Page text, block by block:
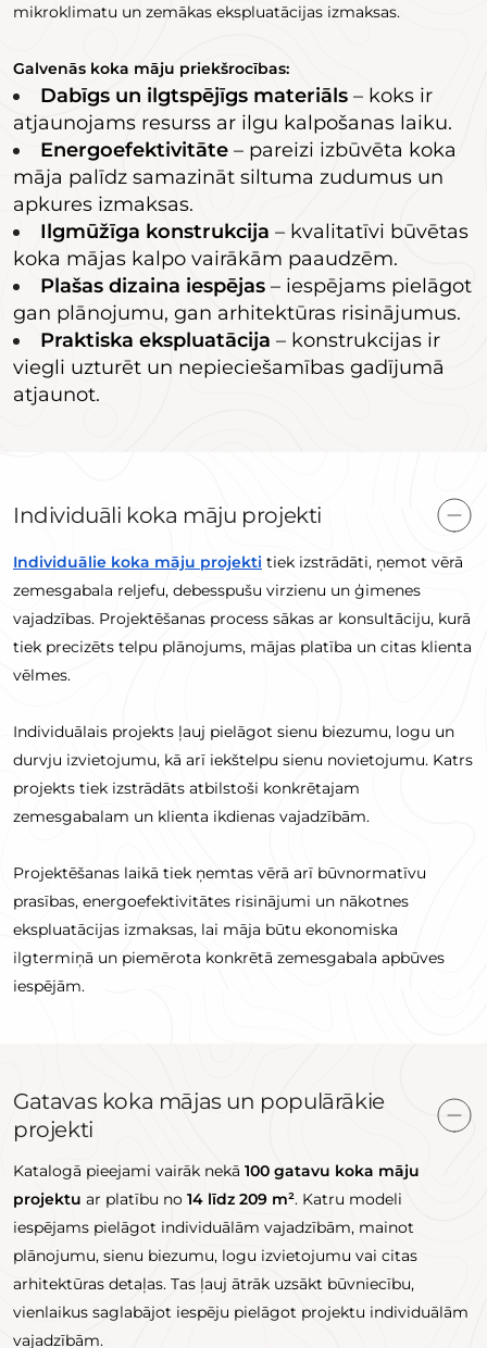
mikroklimatu un zemākas ekspluatācijas izmaksas.
Galvenās koka māju priekšrocības:
Dabīgs un ilgtspējīgs materiāls – koks ir
atjaunojams resurss ar ilgu kalpošanas laiku.
Energoefektivitāte – pareizi izbūvēta koka
māja palīdz samazināt siltuma zudumus un
apkures izmaksas.
Ilgmūžīga konstrukcija – kvalitatīvi būvētas
koka mājas kalpo vairākām paaudzēm.
Plašas dizaina iespējas – iespējams pielāgot
gan plānojumu, gan arhitektūras risinājumus.
Praktiska ekspluatācija – konstrukcijas ir
viegli uzturēt un nepieciešamības gadījumā
atjaunot.
Individuāli koka māju projekti
Individuālie koka māju projekti tiek izstrādāti, ņemot vērā
zemesgabala reljefu, debesspušu virzienu un ģimenes
vajadzības. Projektēšanas process sākas ar konsultāciju, kurā
tiek precizēts telpu plānojums, mājas platība un citas klienta
vēlmes.
Individuālais projekts ļauj pielāgot sienu biezumu, logu un
durvju izvietojumu, kā arī iekštelpu sienu novietojumu. Katrs
projekts tiek izstrādāts atbilstoši konkrētajam
zemesgabalam un klienta ikdienas vajadzībām.
Projektēšanas laikā tiek ņemtas vērā arī būvnormatīvu
prasības, energoefektivitātes risinājumi un nākotnes
ekspluatācijas izmaksas, lai māja būtu ekonomiska
ilgtermiņā un piemērota konkrētā zemesgabala apbūves
iespējām.
Gatavas koka mājas un populārākie
projekti
Katalogā pieejami vairāk nekā 100 gatavu koka māju
projektu ar platību no 14 līdz 209 m². Katru modeli
iespējams pielāgot individuālām vajadzībām, mainot
plānojumu, sienu biezumu, logu izvietojumu vai citas
arhitektūras detaļas. Tas ļauj ātrāk uzsākt būvniecību,
vienlaikus saglabājot iespēju pielāgot projektu individuālām
vajadzībām.